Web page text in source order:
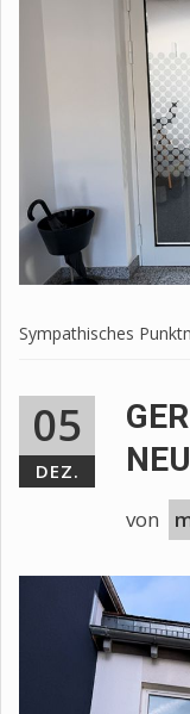
Sympathisches
05
DEZ.
von